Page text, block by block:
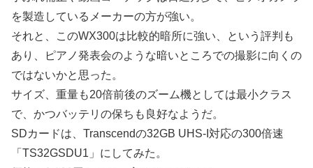
を製造しているメーカーの方が強い。
それと、このWX300は比較的暗所に強い、という評判も
あり、ピアノ発表会のような暗いところでの撮影に向くの
ではないかと思った。
サイズ、重量も20倍前後のズーム機としては最小クラス
で、かつバッテリの保ちも良好なようだ。
SDカードは、Transcendの32GB UHS-I対応の300倍速
「TS32GSDU1」にしてみた。